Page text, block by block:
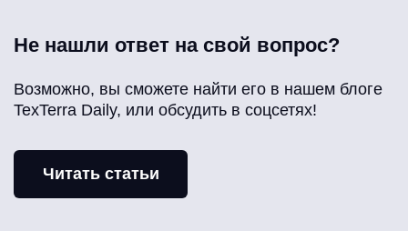
Не нашли ответ на свой вопрос?
Возможно, вы сможете найти его в нашем блоге
TexTerra Daily, или обсудить в соцсетях!
Читать статьи